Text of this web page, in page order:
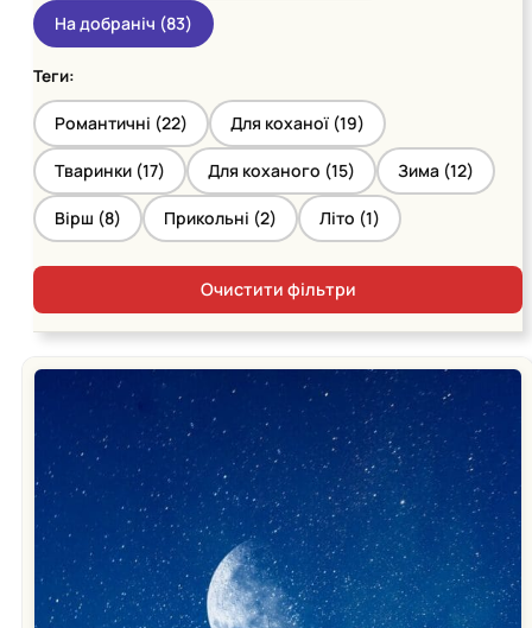
На добраніч (83)
Теги:
Романтичні (22) Для коханої (19)
Тваринки (17) Для коханого (15) Зима (12)
Вірш (8) Прикольні (2) Літо (1)
Очистити фільтри